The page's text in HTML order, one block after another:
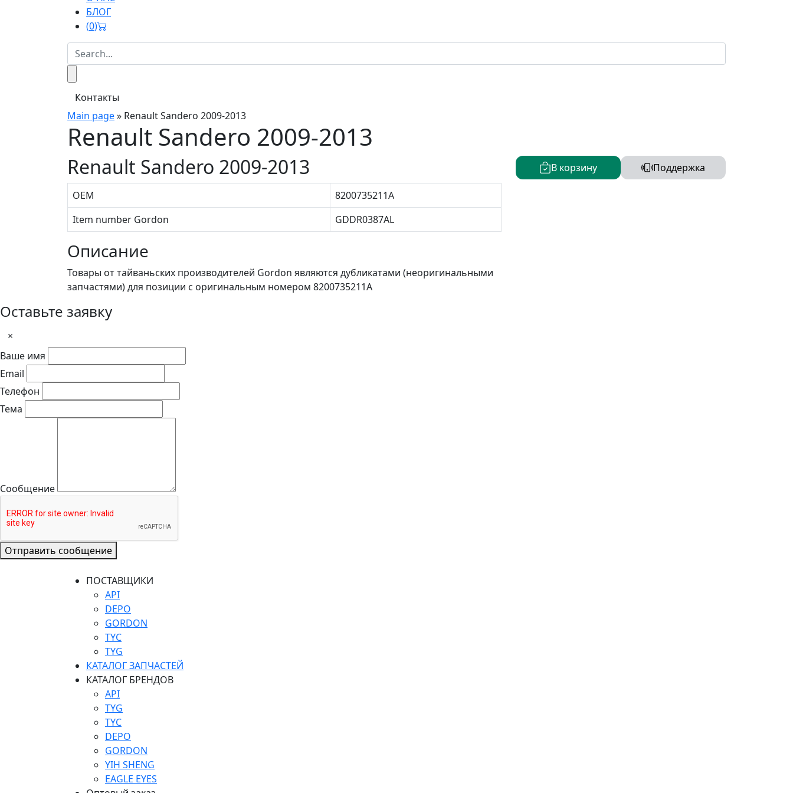
БЛОГ
(0)
Контакты
Main page» Renault Sandero 2009-2013
Renault Sandero 2009-2013
В корзину Поддержка
Renault Sandero 2009-2013
OEM
8200735211A
Item number Gordon
GDDR0387AL
Описание
Товары от тайваньских производителей Gordon являются дубликатами (неоригинальными
запчастями) для позиции с оригинальным номером 8200735211A
Оставьте заявку
×
Ваше имя
Email
Телефон
Тема
Сообщение
Отправить сообщение
ПОСТАВЩИКИ
API
DEPO
GORDON
TYC
TYG
КАТАЛОГ ЗАПЧАСТЕЙ
КАТАЛОГ БРЕНДОВ
API
TYG
TYC
DEPO
GORDON
YIH SHENG
EAGLE EYES